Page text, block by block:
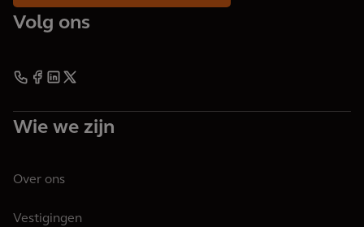
Volg ons
Wie we zijn
Over ons
Vestigingen